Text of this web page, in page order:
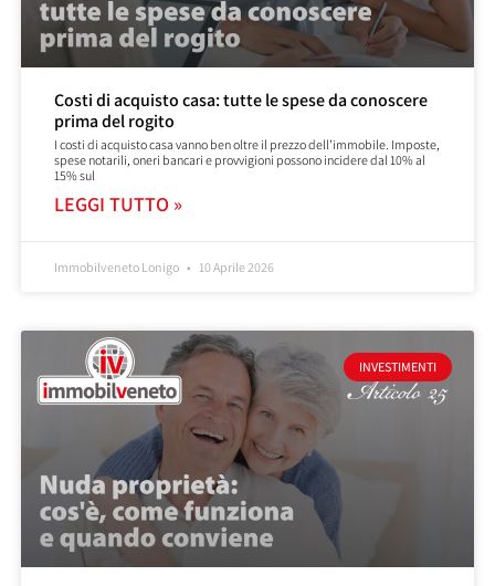
Costi di acquisto casa: tutte le spese da conoscere
prima del rogito
I costi di acquisto casa vanno ben oltre il prezzo dell’immobile. Imposte,
spese notarili, oneri bancari e provvigioni possono incidere dal 10% al
15% sul
LEGGI TUTTO »
Immobilveneto Lonigo 10 Aprile 2026
INVESTIMENTI